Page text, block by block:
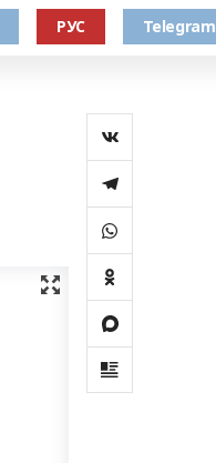
РУС Telegram